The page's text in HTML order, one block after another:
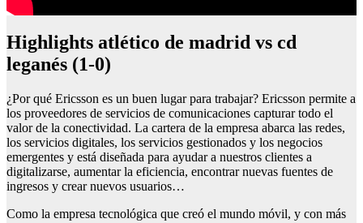
Highlights atlético de madrid vs cd
leganés (1-0)
¿Por qué Ericsson es un buen lugar para trabajar? Ericsson permite a
los proveedores de servicios de comunicaciones capturar todo el
valor de la conectividad. La cartera de la empresa abarca las redes,
los servicios digitales, los servicios gestionados y los negocios
emergentes y está diseñada para ayudar a nuestros clientes a
digitalizarse, aumentar la eficiencia, encontrar nuevas fuentes de
ingresos y crear nuevos usuarios…
Como la empresa tecnológica que creó el mundo móvil, y con más